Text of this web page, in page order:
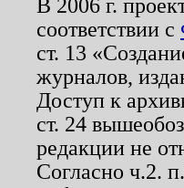
В 2006 г.
соответствии с
ст. 13
журналов,
Доступ к
ст. 24
редакции не
Согласно ч.2.